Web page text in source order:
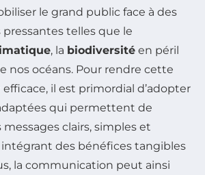
le grand public face à des
telles que le
, la biodiversité en péril
nos océans. Pour rendre cette
il est primordial d’adopter
qui permettent de
clairs, simples et
des bénéfices tangibles
la communication peut ainsi